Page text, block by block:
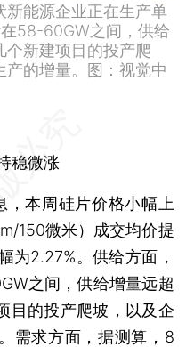
能源企业正在生产单
58-60GW之间，供给
个新建项目的投产爬
的增量。图：视觉中
稳微涨
本周硅片价格小幅上
150微米）成交均价提
为2.27%。供给方面，
之间，供给增量远超
目的投产爬坡，以及企
需求方面，据测算，8